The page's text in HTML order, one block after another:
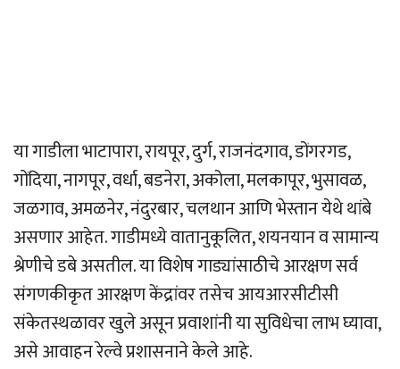
या गाडीला भाटापारा, रायपूर, दुर्ग, राजनंदगाव, डोंगरगड,
गोंदिया, नागपूर, वर्धा, बडनेरा, अकोला, मलकापूर, भुसावळ,
जळगाव, अमळनेर, नंदुरबार, चलथान आणि भेस्तान येथे थांबे
असणार आहेत. गाडीमध्ये वातानुकूलित, शयनयान व सामान्य
श्रेणीचे डबे असतील. या विशेष गाड्यांसाठीचे आरक्षण सर्व
संगणकीकृत आरक्षण केंद्रांवर तसेच आयआरसीटीसी
संकेतस्थळावर खुले असून प्रवाशांनी या सुविधेचा लाभ घ्यावा,
असे आवाहन रेल्वे प्रशासनाने केले आहे.